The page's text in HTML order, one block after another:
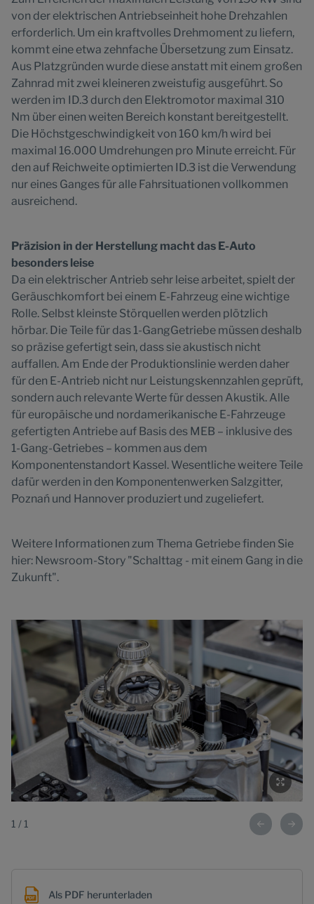
von der elektrischen Antriebseinheit hohe Drehzahlen
erforderlich. Um ein kraftvolles Drehmoment zu liefern,
kommt eine etwa zehnfache Übersetzung zum Einsatz.
Aus Platzgründen wurde diese anstatt mit einem großen
Zahnrad mit zwei kleineren zweistufig ausgeführt. So
werden im ID.3 durch den Elektromotor maximal 310
Nm über einen weiten Bereich konstant bereitgestellt.
Die Höchstgeschwindigkeit von 160 km/h wird bei
maximal 16.000 Umdrehungen pro Minute erreicht. Für
den auf Reichweite optimierten ID.3 ist die Verwendung
nur eines Ganges für alle Fahrsituationen vollkommen
ausreichend.
Präzision in der Herstellung macht das E-Auto
besonders leise
Da ein elektrischer Antrieb sehr leise arbeitet, spielt der
Geräuschkomfort bei einem E-Fahrzeug eine wichtige
Rolle. Selbst kleinste Störquellen werden plötzlich
hörbar. Die Teile für das 1-GangGetriebe müssen deshalb
so präzise gefertigt sein, dass sie akustisch nicht
auffallen. Am Ende der Produktionslinie werden daher
für den E-Antrieb nicht nur Leistungskennzahlen geprüft,
sondern auch relevante Werte für dessen Akustik. Alle
für europäische und nordamerikanische E-Fahrzeuge
gefertigten Antriebe auf Basis des MEB – inklusive des
1-Gang-Getriebes – kommen aus dem
Komponentenstandort Kassel. Wesentliche weitere Teile
dafür werden in den Komponentenwerken Salzgitter,
Poznań und Hannover produziert und zugeliefert.
Weitere Informationen zum Thema Getriebe finden Sie
hier: Newsroom-Story "Schalttag - mit einem Gang in die
Zukunft".
1 / 1
Als PDF herunterladen